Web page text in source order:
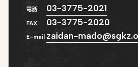
電話 03-3775-2021
FAX 03-3775-2020
E-mail zaidan-mado@sgkz.o